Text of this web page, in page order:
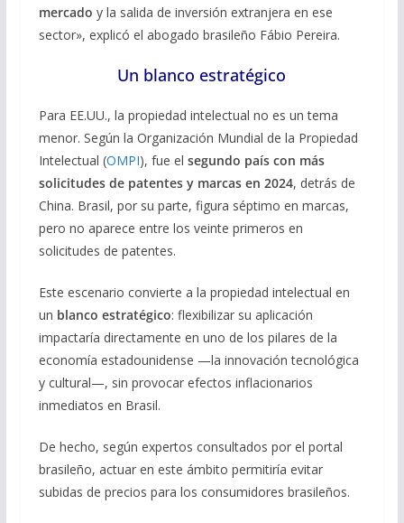
mercado y la salida de inversión extranjera en ese
sector», explicó el abogado brasileño Fábio Pereira.
Un blanco estratégico
Para EE.UU., la propiedad intelectual no es un tema
menor. Según la Organización Mundial de la Propiedad
Intelectual (OMPI), fue el segundo país con más
solicitudes de patentes y marcas en 2024, detrás de
China. Brasil, por su parte, figura séptimo en marcas,
pero no aparece entre los veinte primeros en
solicitudes de patentes.
Este escenario convierte a la propiedad intelectual en
un blanco estratégico: flexibilizar su aplicación
impactaría directamente en uno de los pilares de la
economía estadounidense —la innovación tecnológica
y cultural—, sin provocar efectos inflacionarios
inmediatos en Brasil.
De hecho, según expertos consultados por el portal
brasileño, actuar en este ámbito permitiría evitar
subidas de precios para los consumidores brasileños.